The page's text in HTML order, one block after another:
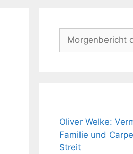
Suchen
Oliver Welke:
Familie und
Streit